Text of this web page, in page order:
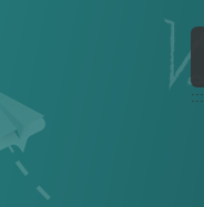
:::